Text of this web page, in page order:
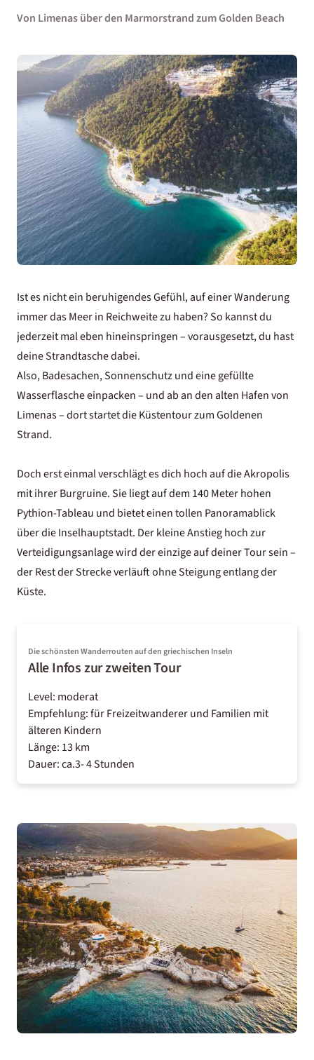
Von Limenas über den Marmorstrand zum Golden Beach
Ist es nicht ein beruhigendes Gefühl, auf einer Wanderung
immer das Meer in Reichweite zu haben? So kannst du
jederzeit mal eben hineinspringen – vorausgesetzt, du hast
deine Strandtasche dabei.
Also, Badesachen, Sonnenschutz und eine gefüllte
Wasserflasche einpacken – und ab an den alten Hafen von
Limenas – dort startet die Küstentour zum Goldenen
Strand.
Doch erst einmal verschlägt es dich hoch auf die Akropolis
mit ihrer Burgruine. Sie liegt auf dem 140 Meter hohen
Pythion-Tableau und bietet einen tollen Panoramablick
über die Inselhauptstadt. Der kleine Anstieg hoch zur
Verteidigungsanlage wird der einzige auf deiner Tour sein –
der Rest der Strecke verläuft ohne Steigung entlang der
Küste.
Die schönsten Wanderrouten auf den griechischen Inseln
Alle Infos zur zweiten Tour
Level: moderat
Empfehlung: für Freizeitwanderer und Familien mit
älteren Kindern
Länge: 13 km
Dauer: ca.3- 4 Stunden